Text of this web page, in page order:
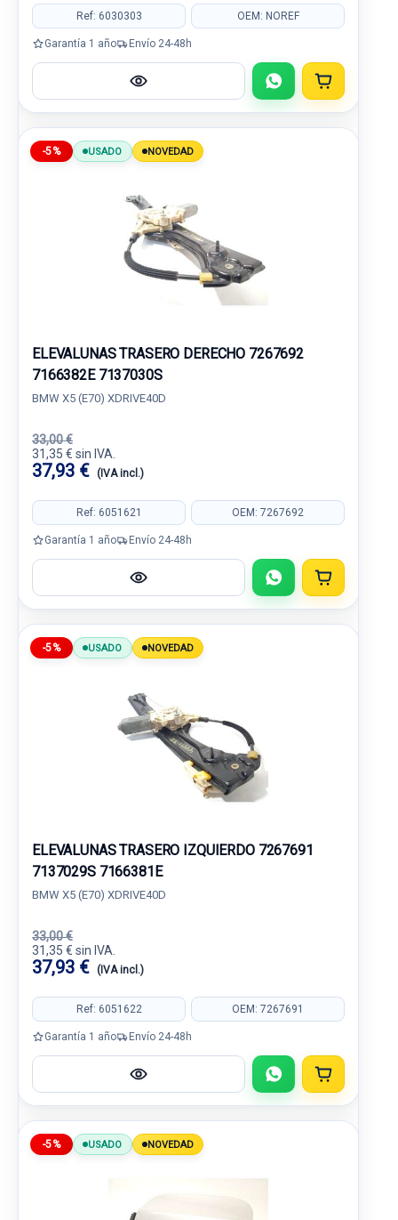
Ref: 6030303 OEM: NOREF
Garantía 1 año Envío 24-48h
-5% USADO NOVEDAD
ELEVALUNAS TRASERO DERECHO 7267692
7166382E 7137030S
BMW X5 (E70) XDRIVE40D
33,00 €
31,35 € sin IVA.
37,93 € (IVA incl.)
Ref: 6051621 OEM: 7267692
Garantía 1 año Envío 24-48h
-5% USADO NOVEDAD
ELEVALUNAS TRASERO IZQUIERDO 7267691
7137029S 7166381E
BMW X5 (E70) XDRIVE40D
33,00 €
31,35 € sin IVA.
37,93 € (IVA incl.)
Ref: 6051622 OEM: 7267691
Garantía 1 año Envío 24-48h
-5% USADO NOVEDAD